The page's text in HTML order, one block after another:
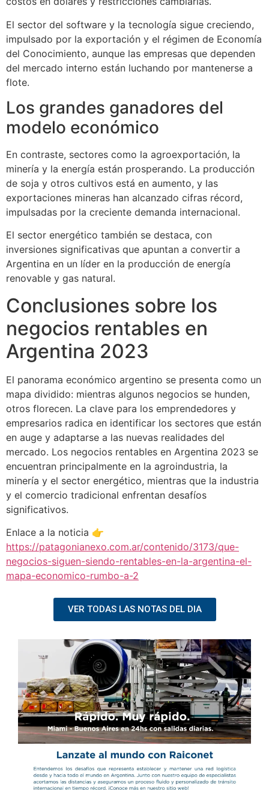
El sector del software y la tecnología sigue creciendo,
impulsado por la exportación y el régimen de Economía
del Conocimiento, aunque las empresas que dependen
del mercado interno están luchando por mantenerse a
flote.
Los grandes ganadores del
modelo económico
En contraste, sectores como la agroexportación, la
minería y la energía están prosperando. La producción
de soja y otros cultivos está en aumento, y las
exportaciones mineras han alcanzado cifras récord,
impulsadas por la creciente demanda internacional.
El sector energético también se destaca, con
inversiones significativas que apuntan a convertir a
Argentina en un líder en la producción de energía
renovable y gas natural.
Conclusiones sobre los
negocios rentables en
Argentina 2023
El panorama económico argentino se presenta como un
mapa dividido: mientras algunos negocios se hunden,
otros florecen. La clave para los emprendedores y
empresarios radica en identificar los sectores que están
en auge y adaptarse a las nuevas realidades del
mercado. Los negocios rentables en Argentina 2023 se
encuentran principalmente en la agroindustria, la
minería y el sector energético, mientras que la industria
y el comercio tradicional enfrentan desafíos
significativos.
Enlace a la noticia 👉
https://patagonianexo.com.ar/contenido/3173/que-
negocios-siguen-siendo-rentables-en-la-argentina-el-
mapa-economico-rumbo-a-2
VER TODAS LAS NOTAS DEL DIA